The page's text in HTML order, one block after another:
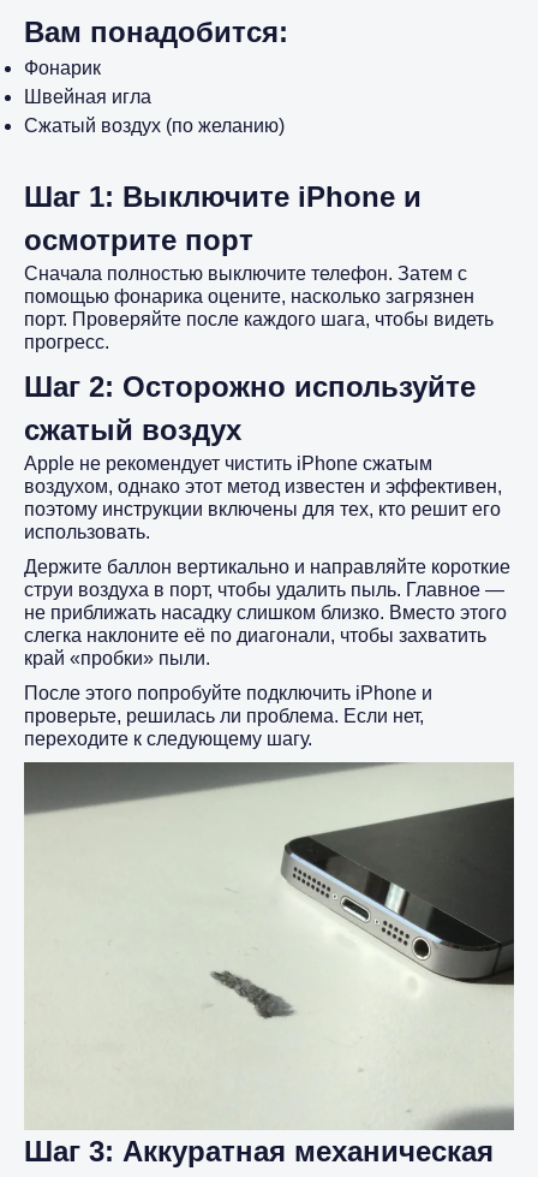
Вам понадобится:
Фонарик
Швейная игла
Сжатый воздух (по желанию)
Шаг 1: Выключите iPhone и
осмотрите порт
Сначала полностью выключите телефон. Затем с
помощью фонарика оцените, насколько загрязнен
порт. Проверяйте после каждого шага, чтобы видеть
прогресс.
Шаг 2: Осторожно используйте
сжатый воздух
Apple не рекомендует чистить iPhone сжатым
воздухом, однако этот метод известен и эффективен,
поэтому инструкции включены для тех, кто решит его
использовать.
Держите баллон вертикально и направляйте короткие
струи воздуха в порт, чтобы удалить пыль. Главное —
не приближать насадку слишком близко. Вместо этого
слегка наклоните её по диагонали, чтобы захватить
край «пробки» пыли.
После этого попробуйте подключить iPhone и
проверьте, решилась ли проблема. Если нет,
переходите к следующему шагу.
Шаг 3: Аккуратная механическая